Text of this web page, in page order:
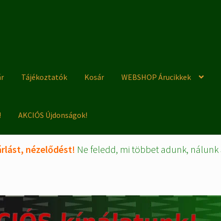
Tájékoztatók Kosár WEBSHOP Árucikkek
AKCIÓS Újdonságok!
nézelődést! Ne feledd, mi többet adunk,